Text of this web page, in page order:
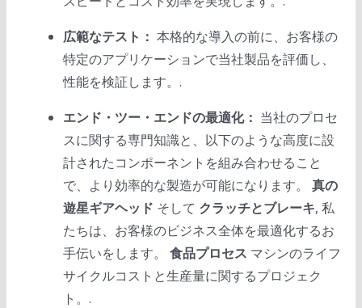
広範なテスト： 本格的な導入の前に、お客様の
特定のアプリケーションで当社製品を評価し、
性能を検証します。.
エンド・ツー・エンドの最適化： 当社のプロセ
スに関する専門知識と、以下のような高度に設
計されたコンポーネントを組み合わせること
で、より効率的な製造が可能になります。 真の
遊星ギアヘッド そして クラッチとブレーキ, 私
たちは、お客様のビジネス全体を最適化するお
手伝いをします。 食品プロセス マシンのライフ
サイクルコストと生産量に関するプロジェク
ト。.